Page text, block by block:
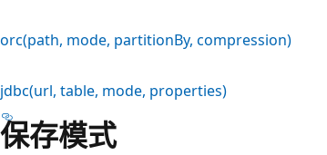
orc(path, mode, partitionBy, compression)
jdbc(url, table, mode, properties)
保存模式